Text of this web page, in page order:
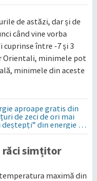
de astăzi, dar și de
când vine vorba
cuprinse între -7 și 3
Orientali, minimele pot
minimele din aceste
aproape gratis din
de zeci de ori mai
din energie de
răci simțitor
maximă din